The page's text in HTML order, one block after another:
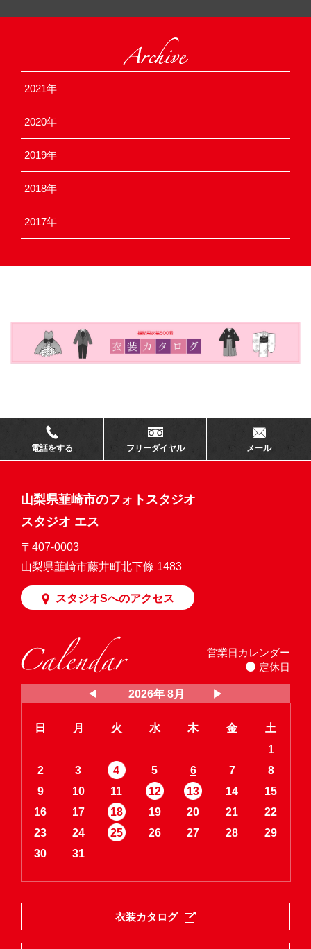
2021
2020
2019
2018
2017
電話をする フリーダイヤル メール
山梨県韮崎市のフォトスタジオ
スタジオ エス
〒407-0003
山梨県韮崎市藤井町北下條 1483
スタジオSへのアクセス
営業日カレンダー
2026年 8月
日 月 火 水 木 金
土
1
2
3 4 5 6 7
8
9
10 11 12 13 14
15
16
17 18 19 20 21
22
23
24 25 26 27 28
29
30
31
定休日
衣装カタログ